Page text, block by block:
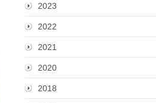
2023
2022
2021
2020
2018